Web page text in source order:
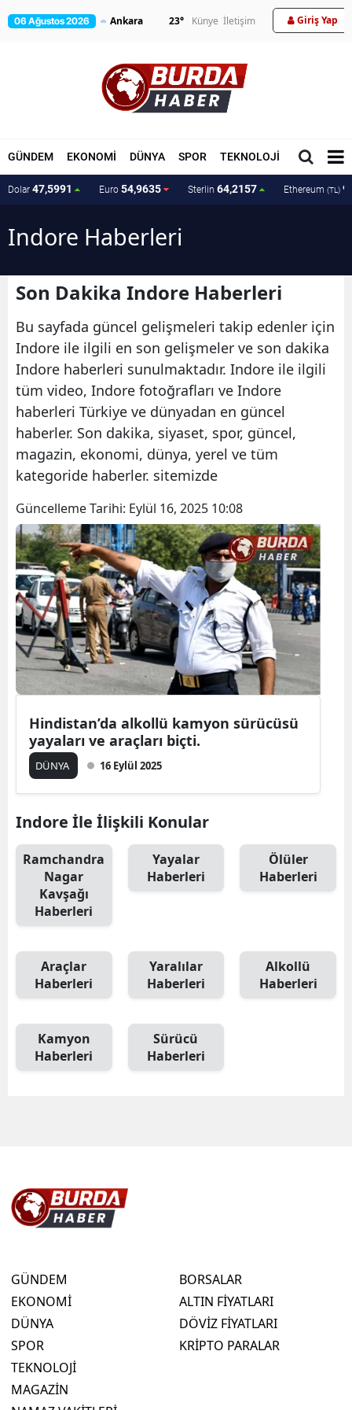
06 Ağustos 2026 23° Künye İletişim Giriş Yap
GÜNDEM EKONOMİ DÜNYA SPOR TEKNOLOJİ MAGAZİN
Dolar 47,5991 Euro 54,9635 Sterlin 64,2157 Ethereum (TL)
Indore Haberleri
Son Dakika Indore Haberleri
Bu sayfada güncel gelişmeleri takip edenler için
Indore ile ilgili en son gelişmeler ve son dakika
Indore haberleri sunulmaktadır. Indore ile ilgili
tüm video, Indore fotoğrafları ve Indore
haberleri Türkiye ve dünyadan en güncel
haberler. Son dakika, siyaset, spor, güncel,
magazin, ekonomi, dünya, yerel ve tüm
kategoride haberler. sitemizde
Güncelleme Tarihi: Eylül 16, 2025 10:08
Hindistan’da alkollü kamyon sürücüsü
yayaları ve araçları biçti.
DÜNYA 16 Eylül 2025
Indore İle İlişkili Konular
Ramchandra
Nagar
Kavşağı
Haberleri
Yayalar
Haberleri
Ölüler
Haberleri
Araçlar
Haberleri
Yaralılar
Haberleri
Alkollü
Haberleri
Kamyon
Haberleri
Sürücü
Haberleri
GÜNDEM
EKONOMİ
DÜNYA
SPOR
TEKNOLOJİ
MAGAZİN
BORSALAR
ALTIN FİYATLARI
DÖVİZ FİYATLARI
KRİPTO PARALAR